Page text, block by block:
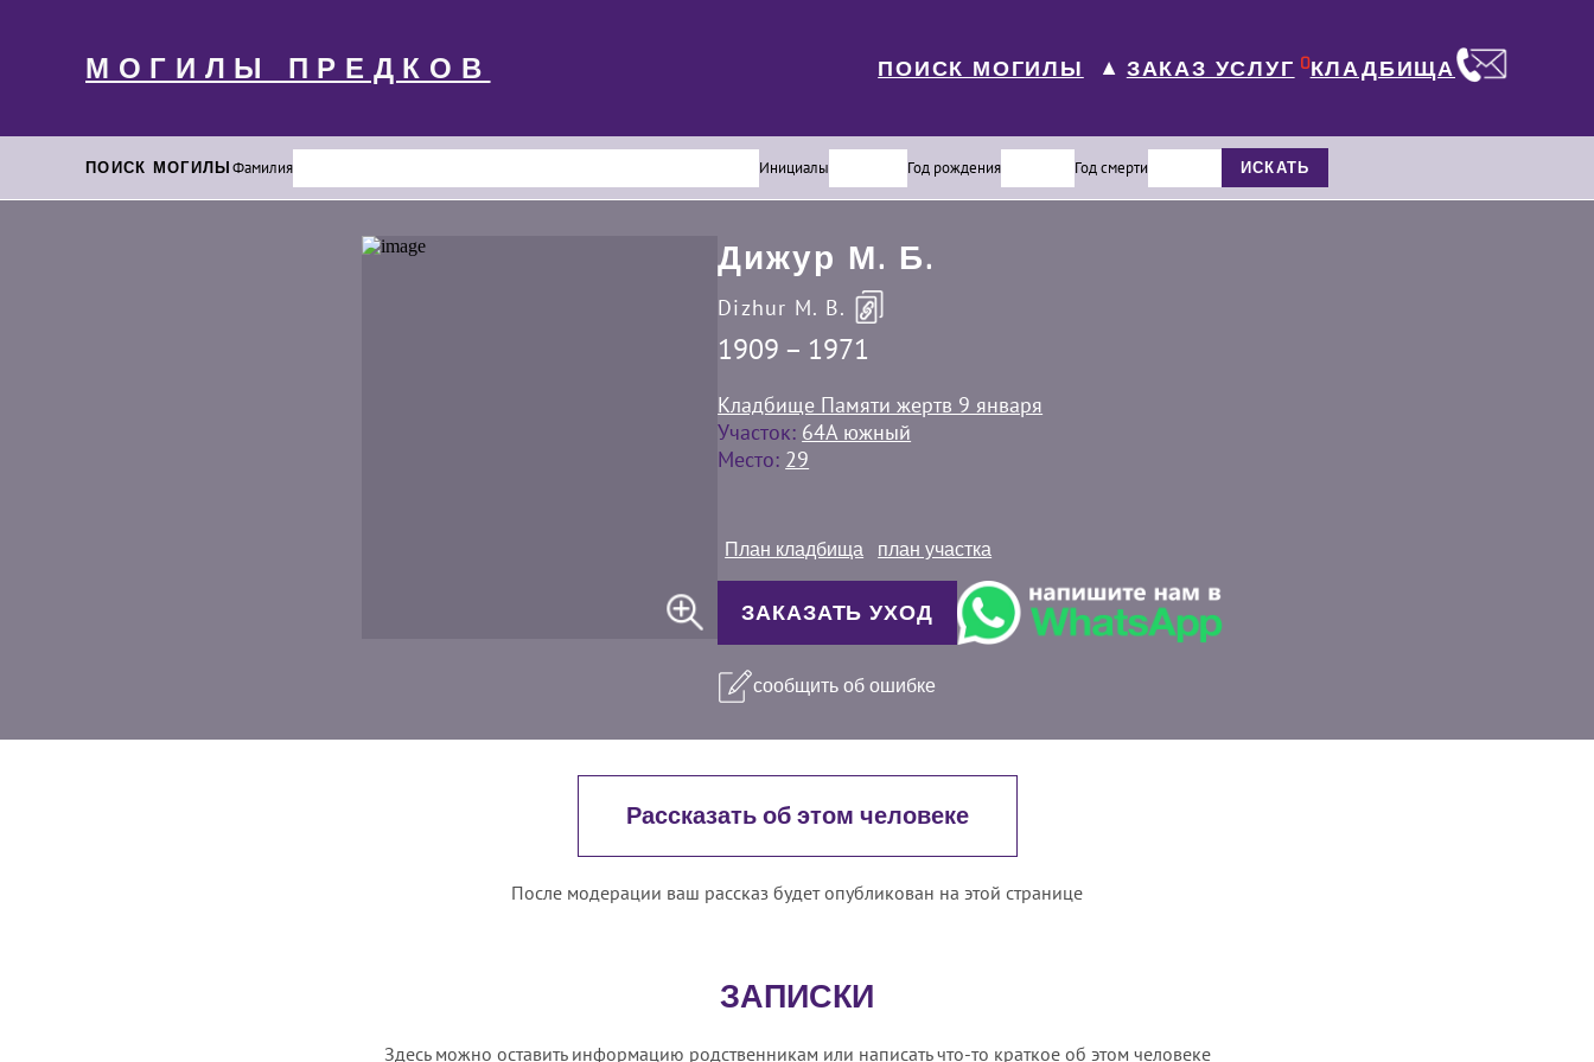
МОГИЛЫ ПРЕДКОВ ПОИСК МОГИЛЫ ▼ ЗАКАЗ УСЛУГ 0КЛАДБИЩА
ПОИСК МОГИЛЫФамилия Инициалы Год рождения Год смерти ИСКАТЬ
Дижур М. Б.
Dizhur M. B.
1909 – 1971
Кладбище Памяти жертв 9 января
Участок: 64А южный
Место: 29
План кладбища план участка
ЗАКАЗАТЬ УХОД
сообщить об ошибке
Рассказать об этом человеке
После модерации ваш рассказ будет опубликован на этой странице
ЗАПИСКИ
Здесь можно оставить информацию родственникам или написать что-то краткое об этом человеке